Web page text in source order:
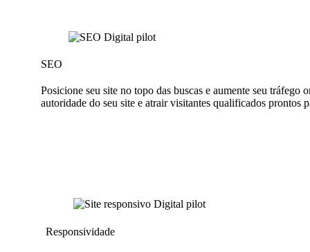
SEO
Posicione seu site no topo das buscas e aumente seu
autoridade do seu site e atrair visitantes qualificados prontos
Responsividade